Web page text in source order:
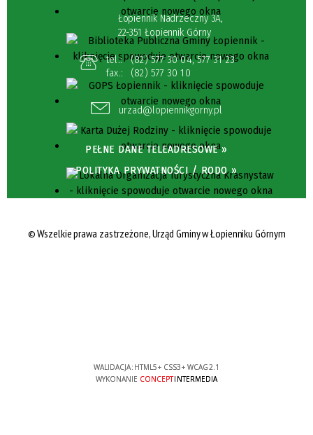
Łopiennik Nadrzeczny 3A,
22-351 Łopiennik Górny
tel.: (82) 577 30 04,577 31 23
fax.:
(82) 577 30 10
urzad@lopiennikgorny.pl
PEŁNE DANE TELEADRESOWE »
POLITYKA PRYWATNOŚCI / RODO »
© Wszelkie prawa zastrzeżone, Urząd Gminy w Łopienniku Górnym
WALIDACJA: HTML5+ CSS3+ WCAG 2.1
WYKONANIE CONCEPTINTERMEDIA